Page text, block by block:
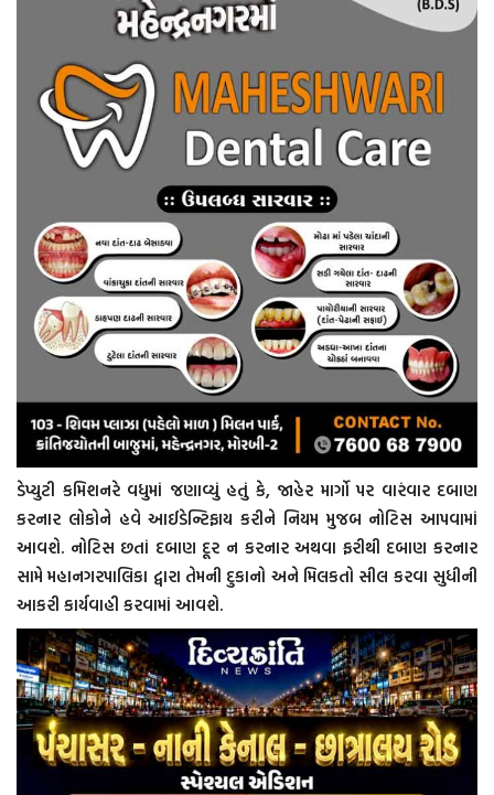
ડેપ્યુટી કમિશનરે વધુમાં જણાવ્યું હતું કે, જાહેર માર્ગો પર વારંવાર દબાણ
કરનાર લોકોને હવે આઈડેન્ટિફાય કરીને નિયમ મુજબ નોટિસ આપવામાં
આવશે. નોટિસ છતાં દબાણ દૂર ન કરનાર અથવા ફરીથી દબાણ કરનાર
સામે મહાનગરપાલિકા દ્વારા તેમની દુકાનો અને મિલકતો સીલ કરવા સુધીની
આકરી કાર્યવાહી કરવામાં આવશે.